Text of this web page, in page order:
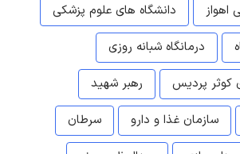
اهواز
دانشگاه های علوم پزشکی
درمانگاه شبانه روزی
کوثر پردیس
رهبر شهید
سازمان غذا و دارو
سرطان